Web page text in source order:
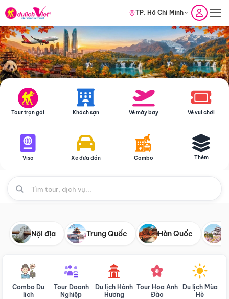
TP. Hồ Chí Minh
Tour trọn gói Khách sạn Vé máy bay Vé vui chơi
Visa Xe đưa đón Combo Thêm
Nội địa Trung Quốc Hàn Quốc
Combo Du
lịch
Tour Doanh
Nghiệp
Du lịch Hành
Hương
Tour Hoa Anh
Đào
Du lịch Mùa
Hè